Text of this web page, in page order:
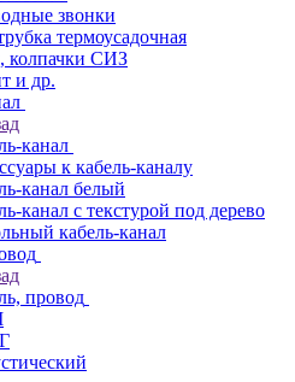
звонки
термоусадочная
колпачки СИЗ
и др.
канал
к кабель-каналу
канал белый
канал с текстурой под дерево
кабель-канал
провод